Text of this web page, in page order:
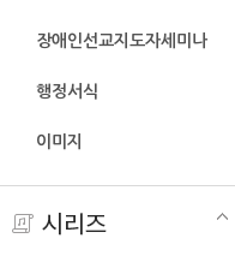
장애인선교지도자세미나
행정서식
이미지